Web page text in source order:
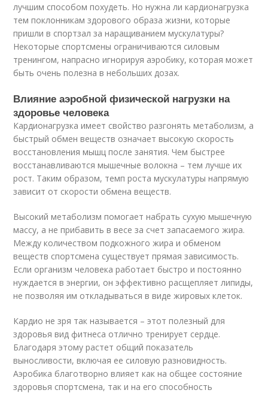
лучшим способом похудеть. Но нужна ли кардионагрузка
тем поклонникам здорового образа жизни, которые
пришли в спортзал за наращиванием мускулатуры?
Некоторые спортсмены ограничиваются силовым
тренингом, напрасно игнорируя аэробику, которая может
быть очень полезна в небольших дозах.
Влияние аэробной физической нагрузки на
здоровье человека
Кардионагрузка имеет свойство разгонять метаболизм, а
быстрый обмен веществ означает высокую скорость
восстановления мышц после занятия. Чем быстрее
восстанавливаются мышечные волокна – тем лучше их
рост. Таким образом, темп роста мускулатуры напрямую
зависит от скорости обмена веществ.
Высокий метаболизм помогает набрать сухую мышечную
массу, а не прибавить в весе за счет запасаемого жира.
Между количеством подкожного жира и обменом
веществ спортсмена существует прямая зависимость.
Если организм человека работает быстро и постоянно
нуждается в энергии, он эффективно расщепляет липиды,
не позволяя им откладываться в виде жировых клеток.
Кардио не зря так называется – этот полезный для
здоровья вид фитнеса отлично тренирует сердце.
Благодаря этому растет общий показатель
выносливости, включая ее силовую разновидность.
Аэробика благотворно влияет как на общее состояние
здоровья спортсмена, так и на его способность